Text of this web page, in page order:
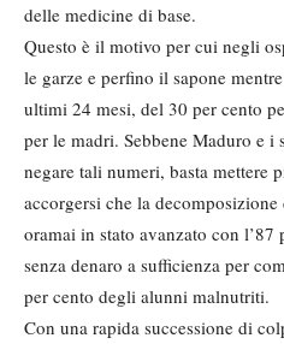
delle medicine di base.
Questo è il motivo per cui negli
le garze e perfino il sapone
ultimi 24 mesi, del 30 per cento
per le madri. Sebbene Maduro e
negare tali numeri, basta mettere
accorgersi che la
oramai in stato avanzato con
senza denaro a sufficienza per
per cento degli alunni malnutriti.
Con una rapida successione di